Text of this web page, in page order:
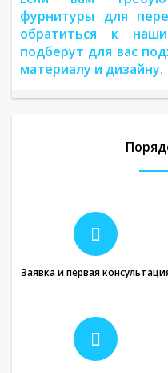
фурнитуры для
обратиться к
подберут для вас
материалу и дизайну.
Заявка и первая